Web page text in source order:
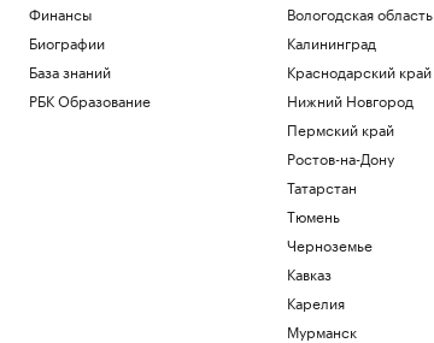
Финансы
Биографии
База знаний
РБК Образование
Вологодская область
Калининград
Краснодарский край
Нижний Новгород
Пермский край
Ростов-на-Дону
Татарстан
Тюмень
Черноземье
Кавказ
Карелия
Мурманск